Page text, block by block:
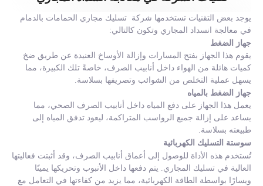
يوجد بعض التقنيات تستخدمها شركة تسليك مجاري الحمامات بالدمام
في معالجة انسداد المجاري وتكون كالتالي:
جهاز الضغط
يقوم هذا الجهاز بفتح المسارات وإزالة الأوساخ العنيدة عن طريق ضخ
كميات هائلة من الهواء داخل أنابيب الصرف، خاصةً تلك الكبيرة، مما
يسهل عملية التخلص من الشوائب وتصريفها بسلاسة.
جهاز الضغط بالمياه
يعمل هذا الجهاز على دفع المياه داخل أنابيب الصرف الصحي، مما
يساعد على إزالة جميع الرواسب المتراكمة، ليعود تدفق المياه إلى
طبيعته بسلاسة.
سوستة التسليك الكهربائية
تُستخدم هذه الأداة للوصول إلى أعماق أنابيب الصرف، وقد أثبتت فعاليتها
العالية في تسليك المجاري. يتم دفعها داخل الأنبوب وتحريكها يمينًا
ويسارًا بواسطة الطاقة الكهربائية، مما يزيد من كفاءتها في التعامل مع